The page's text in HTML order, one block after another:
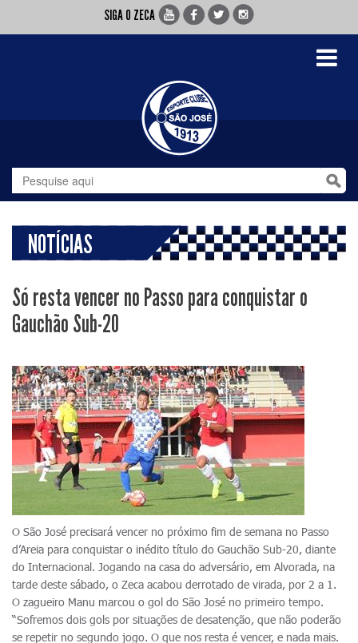
SIGA O ZECA
Toggle
NOTÍCIAS
Só resta vencer no Passo para conquistar o
Gauchão Sub-20
O São José precisará vencer no próximo fim de semana no Passo
d’Areia para conquistar o inédito título do Gauchão Sub-20, diante
do Internacional. Jogando na casa do adversário, em Alvorada, na
tarde deste sábado, o Zeca acabou derrotado de virada, por 2 a 1.
O zagueiro Manu marcou o gol do São José no primeiro tempo.
“Sofremos dois gols por situações de desatenção, que não poderão
se repetir no segundo jogo. O que nos resta é vencer, e nada mais.